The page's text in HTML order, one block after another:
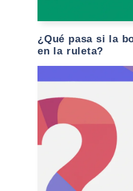
¿Qué pasa si la
en la ruleta?